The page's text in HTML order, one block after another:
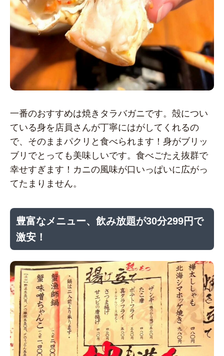
一番のおすすめは焼きタラバガニです。殻につい
ている身を店員さんが丁寧にはがしてくれるの
で、そのままパクリと食べられます！身がブリッ
ブリでとっても美味しいです。食べごたえ抜群で
幸せすぎます！カニの風味が口いっぱいに広がっ
てたまりません。
豊富なメニュー、飲み放題が30分299円で
激安！